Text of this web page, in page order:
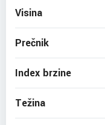
Visina
Prečnik
Index brzine
Težina